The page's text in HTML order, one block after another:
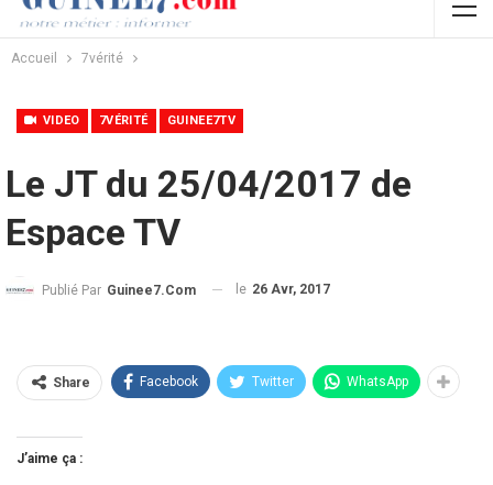
Accueil 7vérité
VIDEO 7VÉRITÉ GUINEE7TV
Le JT du 25/04/2017 de
Espace TV
Publié Par Guinee7.com le 26 Avr, 2017
Share Facebook Twitter WhatsApp
J’aime ça :